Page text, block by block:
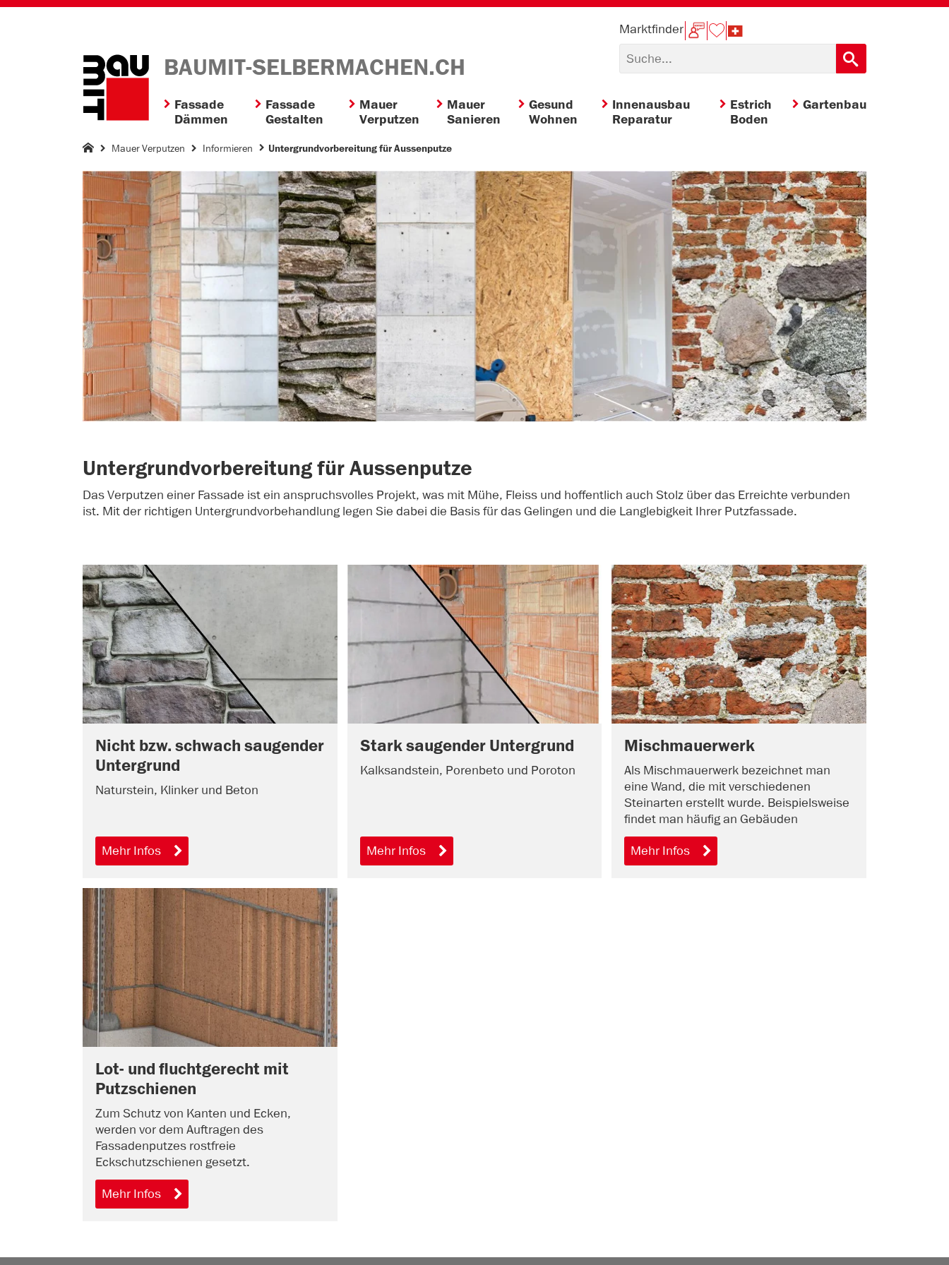
BAUMIT-SELBERMACHEN.CH
Marktfinder
Fassade
Dämmen
Fassade
Gestalten
Mauer
Verputzen
Mauer
Sanieren
Gesund
Wohnen
Innenausbau
Reparatur
Estrich
Boden
Gartenbau
Mauer Verputzen Informieren Untergrundvorbereitung für Aussenputze
Untergrundvorbereitung für Aussenputze
Das Verputzen einer Fassade ist ein anspruchsvolles Projekt, was mit Mühe, Fleiss und hoffentlich auch Stolz über das Erreichte verbunden
ist. Mit der richtigen Untergrundvorbehandlung legen Sie dabei die Basis für das Gelingen und die Langlebigkeit Ihrer Putzfassade.
Nicht bzw. schwach saugender
Untergrund
Naturstein, Klinker und Beton
Mehr Infos
Stark saugender Untergrund
Kalksandstein, Porenbeto und Poroton
Mehr Infos
Mischmauerwerk
Als Mischmauerwerk bezeichnet man
eine Wand, die mit verschiedenen
Steinarten erstellt wurde. Beispielsweise
findet man häufig an Gebäuden
Mehr Infos
Lot- und fluchtgerecht mit
Putzschienen
Zum Schutz von Kanten und Ecken,
werden vor dem Auftragen des
Fassadenputzes rostfreie
Eckschutzschienen gesetzt.
Mehr Infos